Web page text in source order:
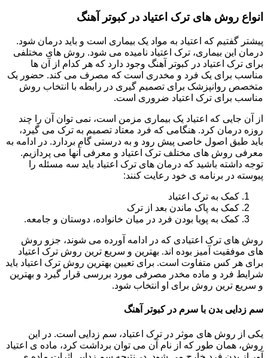
انواع روش های ترک اعتیاد در کبوتر آهنگ
پیشتر گفتیم که اعتیاد به مواد یک بیماری است و باید درمان شود.
درمان این بیماری، ترک اعتیاد نامیده می شود. روش های مختلفی
برای ترک اعتیاد در کبوتر آهنگ وجود دارد که هر کدام از آن ها
مناسب برای یک فرد و مخدری است که مصرف می کند. حضور یک
متخصص روانپزشک برای تصمیم گیری در رابطه با انتخاب روش
مناسب برای ترک اعتیاد ضروری است.
از آن جایی که اعتیاد یک بیماری مزمن است، نمی توان آن را چند
روزه درمان کرد. هنگامی که فرد معتاد تصمیم به ترک می گیرد،
باید طبق اصول خاصی پیش رود و به درستی گام بردارد. در ادامه به
معرفی روش های مختلف ترک اعتیاد و معرفی آنها می پردازیم.
توجه داشته باشید که درمان های ترک اعتیاد باید سه مسئله را
پیوسته در برنامه ی خود رعایت کنند:
کمک به ترک اعتیاد
کمک به پاک ماندن بعد از ترک
کمک به پویا بودن فرد در میان خانواده، دوستان و جامعه.
روش های ترک اعتیادی که در ادامه آورده می شوند، جزو روش
های موفقیت آمیز بوده اند. بهترین و سریع ترین روش ترک اعتیاد
برای هر کس متفاوت است. برای تعیین بهترین روش ترک اعتیاد باید
شرایط فرد و ماده مخدر مصرفی مورد بررسی قرار گیرد و بهترین
و سریع ترین روش برای او انتخاب شود.
سم زدایی بدن با سرم در کبوتر آهنگ
یکی از روش های موثر در ترک اعتیاد، سم زدایی است. در این
روش، همان طور که از نام آن می توان برداشت کرد، ماده ی اعتیاد